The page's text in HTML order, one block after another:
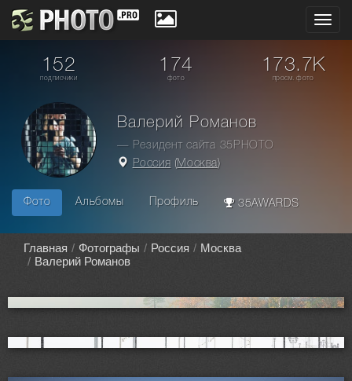
152
подписчики
174
фото
173.7K
просм. фото
Валерий Романов
— Резидент сайта 35PHOTO
Россия (Москва)
Фото Альбомы Профиль 35AWARDS
Главная Фотографы Россия
Москва
Валерий Романов